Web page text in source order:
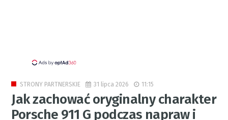
STRONY PARTNERSKIE 31 lipca 2026 11:15
Jak zachować oryginalny charakter
Porsche 911 G podczas napraw i